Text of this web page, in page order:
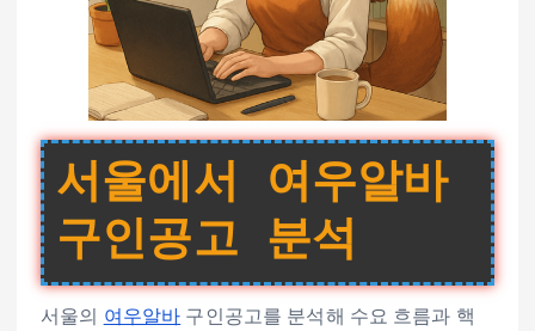
서울에서 여우알바
구인공고 분석
서울의 여우알바 구인공고를 분석해 수요 흐름과 핵